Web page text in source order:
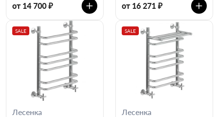
от 14 700 ₽ от 16 271 ₽
SALE
Лесенка
SALE
Лесенка